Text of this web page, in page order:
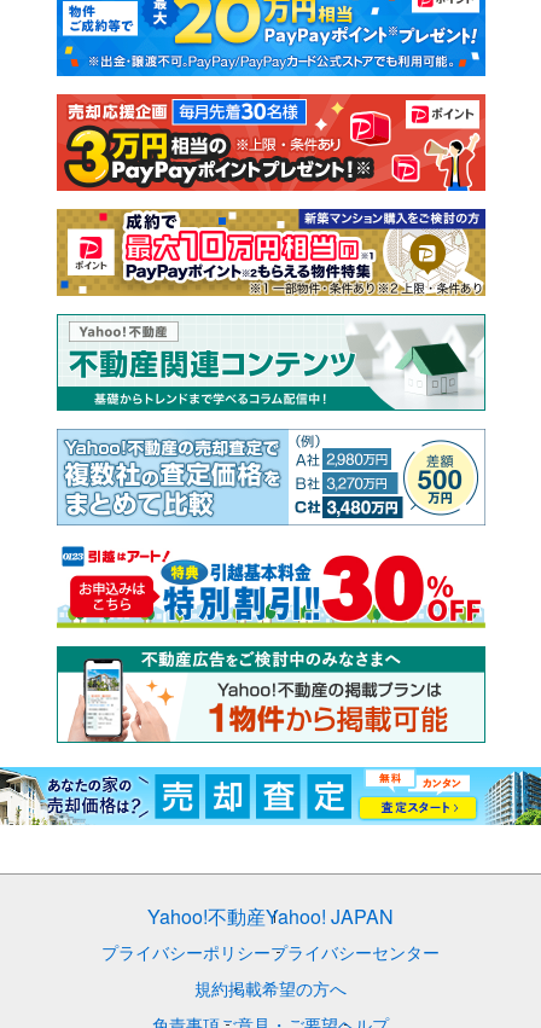
新築一戸建て 中古一戸建て
注文住宅 土地
売却査定
Yahoo!不動産Yahoo! JAPAN
プライバシーポリシープライバシーセンター
規約掲載希望の方へ